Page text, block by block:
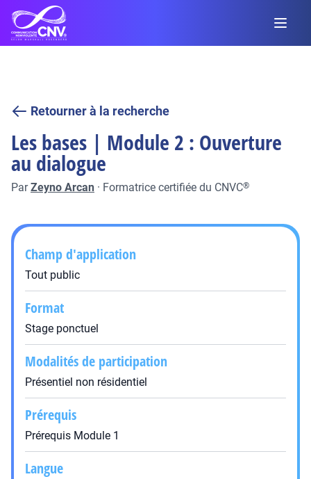
Retourner à la recherche
Les bases | Module 2 : Ouverture
au dialogue
ParZeyno Arcan · Formatrice certifiée du CNVC®
Champ d'application
Tout public
Format
Stage ponctuel
Modalités de participation
Présentiel non résidentiel
Prérequis
Prérequis Module 1
Langue